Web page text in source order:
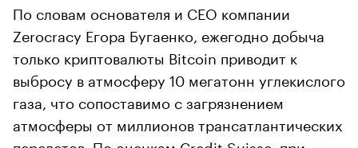
00:00 / 00:00
По словам основателя и CEO компании
Zerocracy Егора Бугаенко, ежегодно добыча
только криптовалюты Bitcoin приводит к
выбросу в атмосферу 10 мегатонн углекислого
газа, что сопоставимо с загрязнением
атмосферы от миллионов трансатлантических